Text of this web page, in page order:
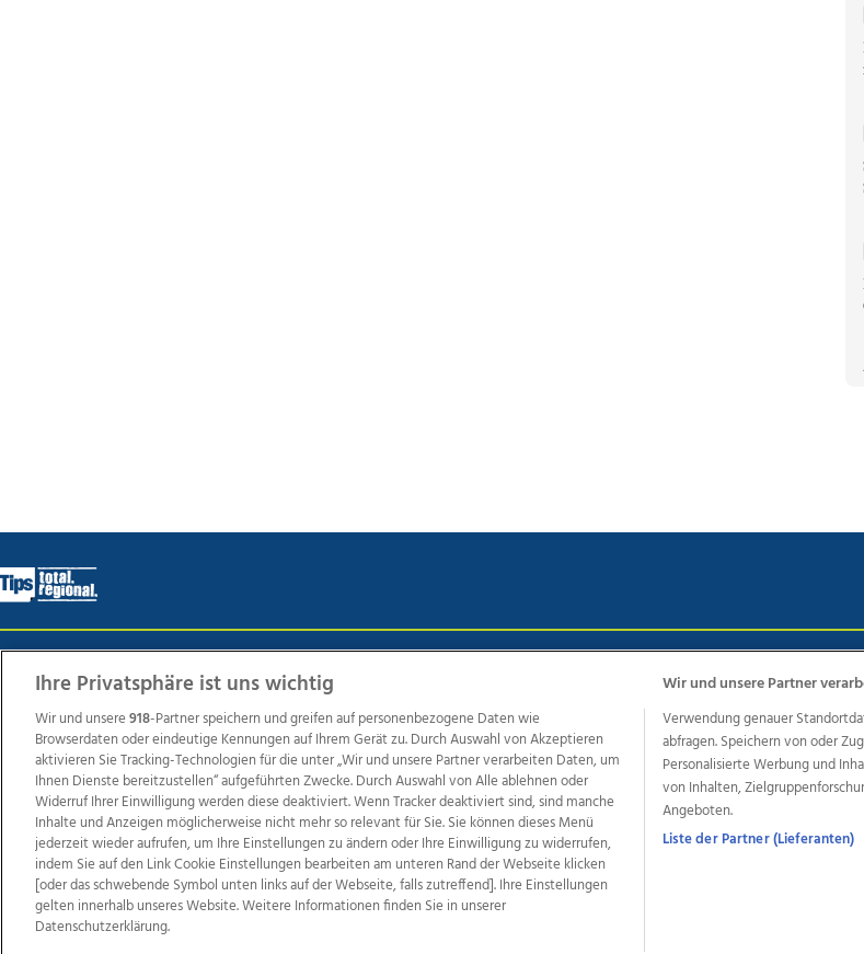
Wir über uns Mediadaten Kontakt AGB Anzeigekunden
Weitere Angebote des Medienhauses Wimmer
TV1 di-mog-i.at OÖNow Ischler Woche Life Radio OÖNachrichten OÖN Immobilien OÖN
Regionaljobs
wasistlos.at wirtrauern.at
Copyrights © 2026 Tips Zeitungs GmbH & Co KG
Ihre Privatsphäre ist uns wichtig
Wir und unsere918-Partner speichern und greifen auf personenbezogene Daten wie
Browserdaten oder eindeutige Kennungen auf Ihrem Gerät zu. Durch Auswahl von Akzeptieren
aktivieren Sie Tracking-Technologien für die unter „Wir und unsere Partner verarbeiten Daten, um
Ihnen Dienste bereitzustellen“ aufgeführten Zwecke. Durch Auswahl von Alle ablehnen oder
Widerruf Ihrer Einwilligung werden diese deaktiviert. Wenn Tracker deaktiviert sind, sind manche
Inhalte und Anzeigen möglicherweise nicht mehr so relevant für Sie. Sie können dieses Menü
jederzeit wieder aufrufen, um Ihre Einstellungen zu ändern oder Ihre Einwilligung zu widerrufen,
indem Sie auf den Link Cookie Einstellungen bearbeiten am unteren Rand der Webseite klicken
[oder das schwebende Symbol unten links auf der Webseite, falls zutreffend]. Ihre Einstellungen
gelten innerhalb unseres Website. Weitere Informationen finden Sie in unserer
Datenschutzerklärung.
Wir und unsere Partner
Verwendung genauer
abfragen. Speichern von oder
Personalisierte Werbung und
von Inhalten,
Angeboten.
Liste der Partner (Lieferanten)